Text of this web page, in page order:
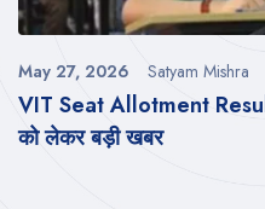
VIT Seat Allotment
को लेकर बड़ी खबर
May 27, 2026 Satyam Mishra